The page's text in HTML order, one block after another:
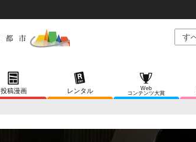
投稿漫画 レンタル
Web
コンテンツ大賞